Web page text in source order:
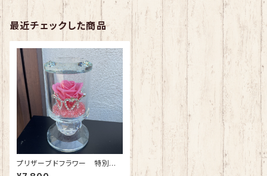
最近チェックした商品
プリザーブドフラワー 特別な
日に特別な人へ クリスタルテ